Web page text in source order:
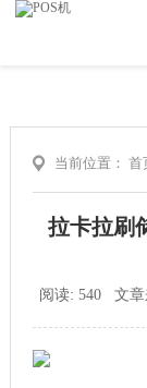
当前位置： 首
拉卡拉刷
阅读: 540 文